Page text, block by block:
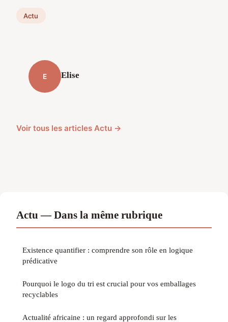
Actu
E Elise
Voir tous les articles Actu →
Actu — Dans la même rubrique
Existence quantifier : comprendre son rôle en logique
prédicative
Pourquoi le logo du tri est crucial pour vos emballages
recyclables
Actualité africaine : un regard approfondi sur les